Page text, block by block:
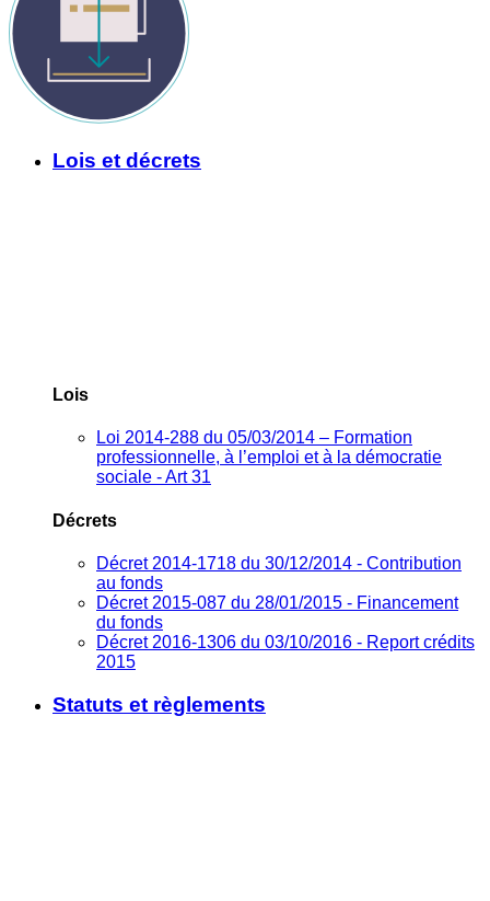
Lois et décrets
Lois
Loi 2014-288 du 05/03/2014 – Formation
professionnelle, à l’emploi et à la démocratie
sociale - Art 31
Décrets
Décret 2014-1718 du 30/12/2014 - Contribution
au fonds
Décret 2015-087 du 28/01/2015 - Financement
du fonds
Décret 2016-1306 du 03/10/2016 - Report crédits
2015
Statuts et règlements